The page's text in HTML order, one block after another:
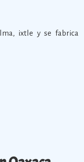
ixtle y se fabrica